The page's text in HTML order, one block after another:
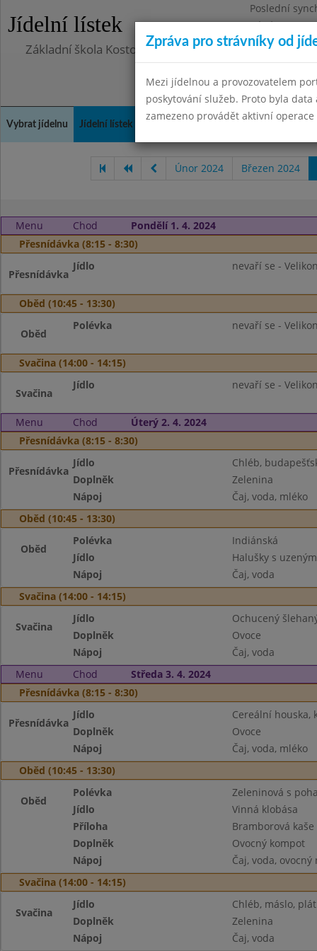
Jídelní lístek
Poslední
Pátek
Základní škola Kostomlaty nad Labem, příspěvková
Vybrat jídelnu Jídelní lístek Kontakty a informace
Únor 2024 Březen 2024
Menu Chod
Pondělí 1. 4. 2024
Přesnídávka (8:15 - 8:30)
Přesnídávka
Jídlo nevaří se -
Oběd (10:45 - 13:30)
Oběd
Polévka nevaří se -
Svačina (14:00 - 14:15)
Svačina
Jídlo nevaří se -
Menu Chod
Úterý 2. 4. 2024
Přesnídávka (8:15 - 8:30)
Přesnídávka
Jídlo
Chléb,
Doplněk
Zelenina
Nápoj
Čaj, voda, mléko
Oběd (10:45 - 13:30)
Oběd
Polévka
Indiánská
Jídlo
Halušky s
Nápoj
Čaj, voda
Svačina (14:00 - 14:15)
Svačina
Jídlo
Ochucený
Doplněk
Ovoce
Nápoj
Čaj, voda
Menu
Chod
Středa 3. 4. 2024
Přesnídávka (8:15 - 8:30)
Přesnídávka
Jídlo
Cereální houska,
Doplněk
Ovoce
Nápoj
Čaj, voda, mléko
Oběd (10:45 - 13:30)
Oběd
Polévka
Zeleninová s
Jídlo
Vinná klobása
Příloha
Bramborová kaše
Doplněk
Ovocný kompot
Nápoj
Čaj, voda, ovocný
Svačina (14:00 - 14:15)
Svačina
Jídlo
Chléb, máslo,
Doplněk
Zelenina
Nápoj
Čaj, voda
Zpráva pro strávníky od
Mezi jídelnou a provozovatelem
poskytování služeb. Proto byla
zamezeno provádět aktivní